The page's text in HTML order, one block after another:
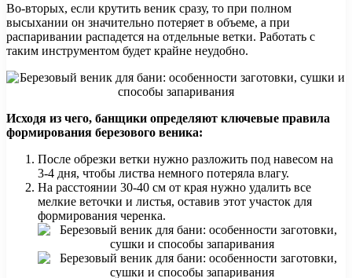
Во-вторых, если крутить веник сразу, то при полном
высыхании он значительно потеряет в объеме, а при
распаривании распадется на отдельные ветки. Работать с
таким инструментом будет крайне неудобно.
Исходя из чего, банщики определяют ключевые правила
формирования березового веника:
После обрезки ветки нужно разложить под навесом на
3-4 дня, чтобы листва немного потеряла влагу.
На расстоянии 30-40 см от края нужно удалить все
мелкие веточки и листья, оставив этот участок для
формирования черенка.